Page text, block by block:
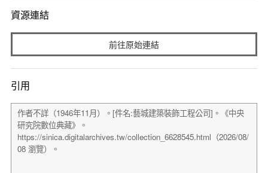
資源連結
前往原始連結
引用